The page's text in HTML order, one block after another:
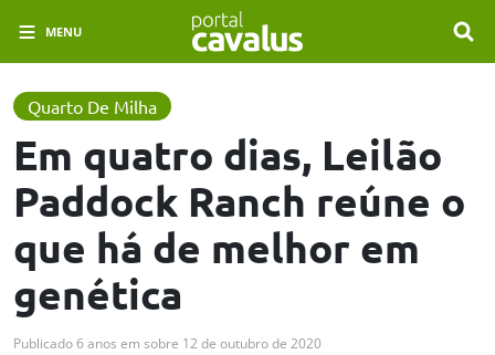
MENU
Quarto De Milha
Em quatro dias, Leilão
Paddock Ranch reúne o
que há de melhor em
genética
Publicado6 anos em sobre 12 de outubro de 2020